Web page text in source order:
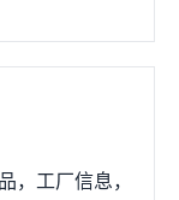
，工厂信息，